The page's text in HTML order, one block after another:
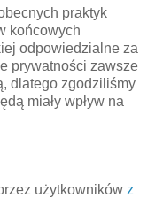
praktyk
końcowych
odpowiedzialne za
prywatności zawsze
dlatego zgodziliśmy
miały wpływ na
użytkowników z